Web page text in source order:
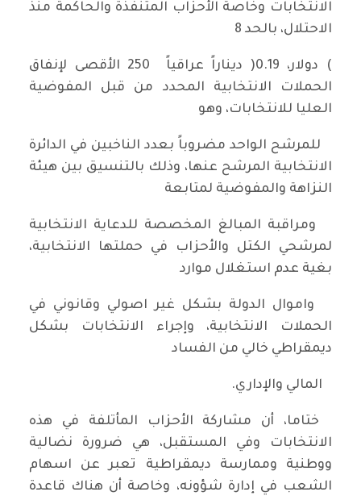
الانتخابات وخاصة الأحزاب المتنفذة والحاكمة منذ
الاحتلال، بالحد 8
) دولار، 0.19( ديناراً عراقياً 250 الأقصى لإنفاق
الحملات الانتخابية المحدد من قبل المفوضية
العليا للانتخابات، وهو
للمرشح الواحد مضروباً بعدد الناخبين في الدائرة
الانتخابية المرشح عنها، وذلك بالتنسيق بين هيئة
النزاهة والمفوضية لمتابعة
ومراقبة المبالغ المخصصة للدعاية الانتخابية
لمرشحي الكتل والأحزاب في حملتها الانتخابية،
بغية عدم استغلال موارد
واموال الدولة بشكل غير اصولي وقانوني في
الحملات الانتخابية، وإجراء الانتخابات بشكل
ديمقراطي خالي من الفساد
المالي والإداري.
ختاما، أن مشاركة الأحزاب المأتلفة في هذه
الانتخابات وفي المستقبل، هي ضرورة نضالية
ووطنية وممارسة ديمقراطية تعبر عن اسهام
الشعب في إدارة شؤونه، وخاصة أن هناك قاعدة